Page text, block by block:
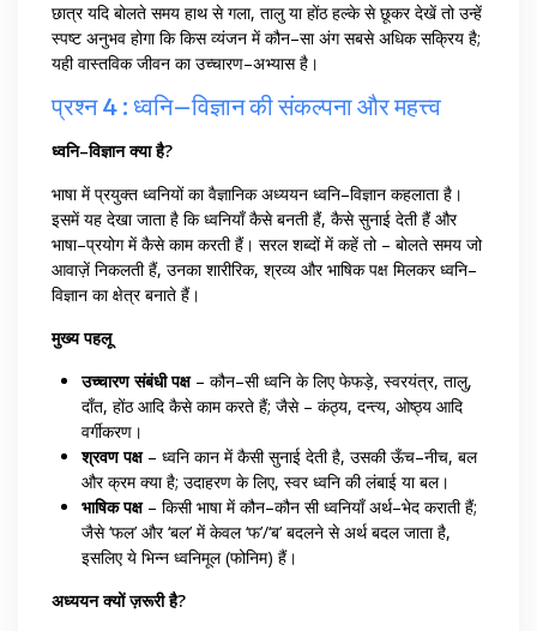
छात्र यदि बोलते समय हाथ से गला, तालु या होंठ हल्के से छूकर देखें तो उन्हें
स्पष्ट अनुभव होगा कि किस व्यंजन में कौन–सा अंग सबसे अधिक सक्रिय है;
यही वास्तविक जीवन का उच्चारण–अभ्यास है।
प्रश्न 4 : ध्वनि–विज्ञान की संकल्पना और महत्त्व
ध्वनि–विज्ञान क्या है?
भाषा में प्रयुक्त ध्वनियों का वैज्ञानिक अध्ययन ध्वनि–विज्ञान कहलाता है।
इसमें यह देखा जाता है कि ध्वनियाँ कैसे बनती हैं, कैसे सुनाई देती हैं और
भाषा–प्रयोग में कैसे काम करती हैं। सरल शब्दों में कहें तो – बोलते समय जो
आवाज़ें निकलती हैं, उनका शारीरिक, श्रव्य और भाषिक पक्ष मिलकर ध्वनि–
विज्ञान का क्षेत्र बनाते हैं।
मुख्य पहलू
उच्चारण संबंधी पक्ष– कौन–सी ध्वनि के लिए फेफड़े, स्वरयंत्र, तालु,
दाँत, होंठ आदि कैसे काम करते हैं; जैसे – कंठ्य, दन्त्य, ओष्ठ्य आदि
वर्गीकरण।
श्रवण पक्ष– ध्वनि कान में कैसी सुनाई देती है, उसकी ऊँच–नीच, बल
और क्रम क्या है; उदाहरण के लिए, स्वर ध्वनि की लंबाई या बल।
भाषिक पक्ष– किसी भाषा में कौन–कौन सी ध्वनियाँ अर्थ–भेद कराती हैं;
जैसे ‘फल’ और ‘बल’ में केवल ‘फ’/‘ब’ बदलने से अर्थ बदल जाता है,
इसलिए ये भिन्न ध्वनिमूल (फोनिम) हैं।
अध्ययन क्यों ज़रूरी है?